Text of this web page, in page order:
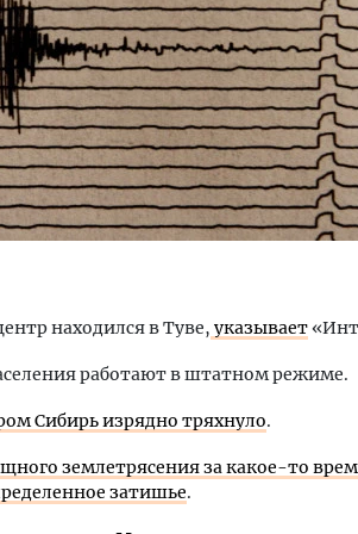
находился в Туве, указывает
работают в штатном режиме.
Сибирь изрядно тряхнуло.
землетрясения за какое-то
затишье.
с
Смелость архитектурных
Генеральный директор